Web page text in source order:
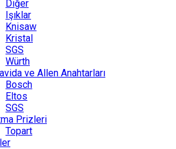
Diğer
Işıklar
Knisaw
Kristal
SGS
Würth
ve Allen Anahtarları
Bosch
Eltos
SGS
Prizleri
Topart